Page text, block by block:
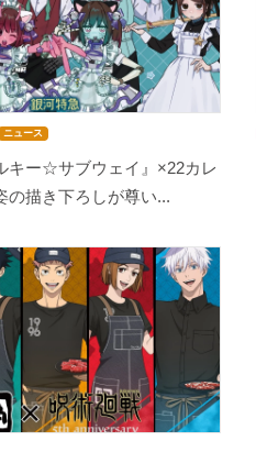
ニュース
キー☆サブウェイ』×22カレ
の描き下ろしが尊い...